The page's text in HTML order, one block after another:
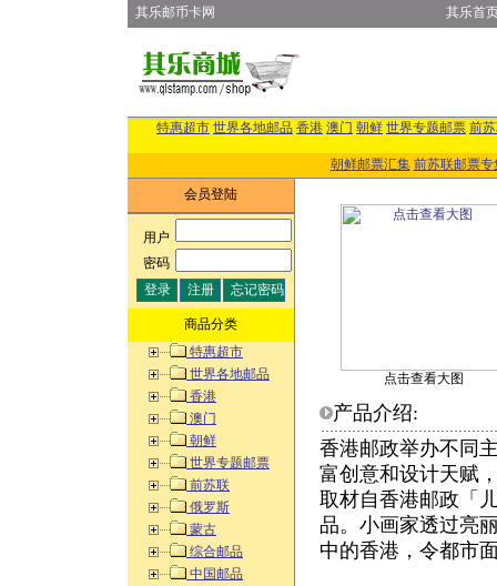
其乐邮币卡网 其乐首
特惠超市 世界各地邮品 香港 澳门 朝鲜 世界专题邮票 前
朝鲜邮票汇集 前苏联邮票专
会员登陆
用户:
密码:
商品分类
特惠超市
世界各地邮品
香港
澳门
朝鲜
世界专题邮票
前苏联
俄罗斯
蒙古
综合邮品
中国邮品
点击查看大图
产品介绍:
香港邮政举办不同
富创意和设计天赋
取材自香港邮政「
品。小画家透过亮
中的香港，令都市